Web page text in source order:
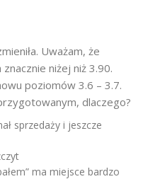
Uważam, że
niżej niż 3.90.
poziomów 3.6 – 3.7.
dlaczego?
sprzedaży i jeszcze
ma miejsce bardzo